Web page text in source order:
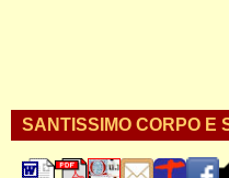
SANTISSIMO CORPO E